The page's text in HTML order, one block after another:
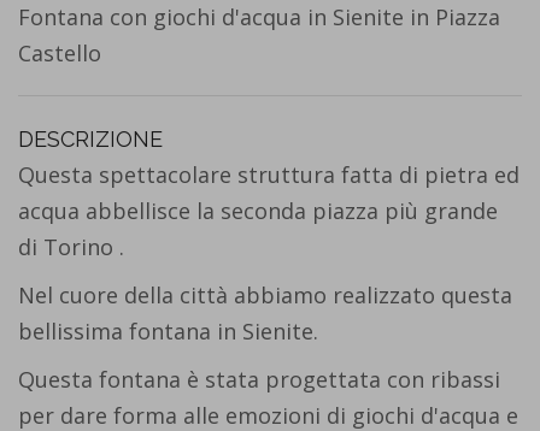
Fontana con giochi d'acqua in Sienite in Piazza
Castello
DESCRIZIONE
Questa spettacolare struttura fatta di pietra ed
acqua abbellisce la seconda piazza più grande
di Torino .
Nel cuore della città abbiamo realizzato questa
bellissima fontana in Sienite.
Questa fontana è stata progettata con ribassi
per dare forma alle emozioni di giochi d'acqua e